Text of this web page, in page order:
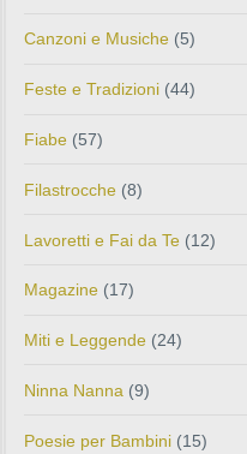
Canzoni e Musiche (5)
Feste e Tradizioni (44)
Fiabe (57)
Filastrocche (8)
Lavoretti e Fai da Te (12)
Magazine (17)
Miti e Leggende (24)
Ninna Nanna (9)
Poesie per Bambini (15)